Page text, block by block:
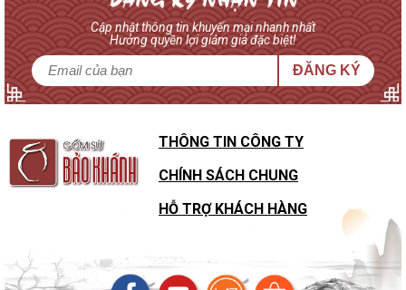
Cập nhật thông tin khuyến mại nhanh nhất
Hưởng quyền lợi giảm giá đặc biệt!
ĐĂNG KÝ
THÔNG TIN CÔNG TY
CHÍNH SÁCH CHUNG
HỖ TRỢ KHÁCH HÀNG